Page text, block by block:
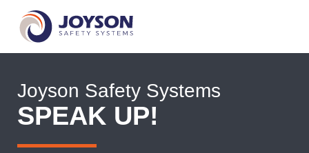
Joyson Safety Systems
SPEAK UP!